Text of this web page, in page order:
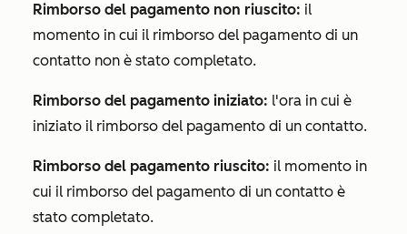
Rimborso del pagamento non riuscito: il
momento in cui il rimborso del pagamento di un
contatto non è stato completato.
Rimborso del pagamento iniziato: l'ora in cui è
iniziato il rimborso del pagamento di un contatto.
Rimborso del pagamento riuscito: il momento in
cui il rimborso del pagamento di un contatto è
stato completato.